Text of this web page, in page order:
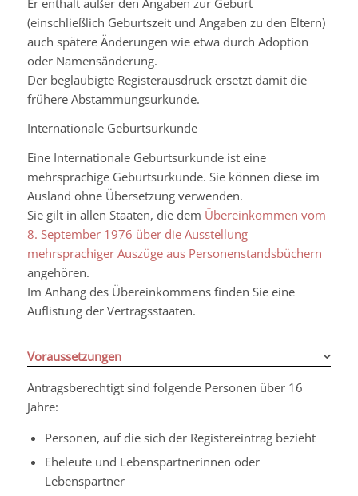
(einschließlich Geburtszeit und Angaben zu den Eltern)
auch spätere Änderungen wie etwa durch Adoption
oder Namensänderung.
Der beglaubigte Registerausdruck ersetzt damit die
frühere Abstammungsurkunde.
Internationale Geburtsurkunde
Eine Internationale Geburtsurkunde ist eine
mehrsprachige Geburtsurkunde. Sie können diese im
Ausland ohne Übersetzung verwenden.
Sie gilt in allen Staaten, die dem Übereinkommen vom
8. September 1976 über die Ausstellung
mehrsprachiger Auszüge aus Personenstandsbüchern
angehören.
Im Anhang des Übereinkommens finden Sie eine
Auflistung der Vertragsstaaten.
Voraussetzungen
Antragsberechtigt sind folgende Personen über 16
Jahre:
Personen, auf die sich der Registereintrag bezieht
Eheleute und Lebenspartnerinnen oder
Lebenspartner